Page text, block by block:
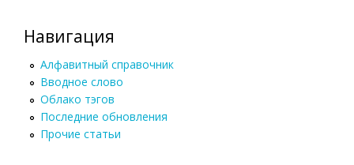
Навигация
Алфавитный справочник
Вводное слово
Облако тэгов
Последние обновления
Прочие статьи